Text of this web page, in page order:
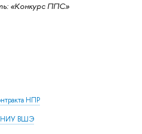
«Конкурс ППС»
НПР
НИУ ВШЭ